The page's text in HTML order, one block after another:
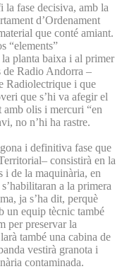
la fase decisiva, amb la
d’Ordenament
que conté amiant.
“elements”
la planta baixa i al primer
de Radio Andorra –
Radiolectrique i que
que s’hi va afegir el
amb olis i mercuri “en
no n’hi ha rastre.
i definitiva fase que
consistirà en la
i de la maquinària, en
a la primera
ja s’ha dit, perquè
un equip tècnic també
per preservar la
també una cabina de
vestirà granota i
contaminada.